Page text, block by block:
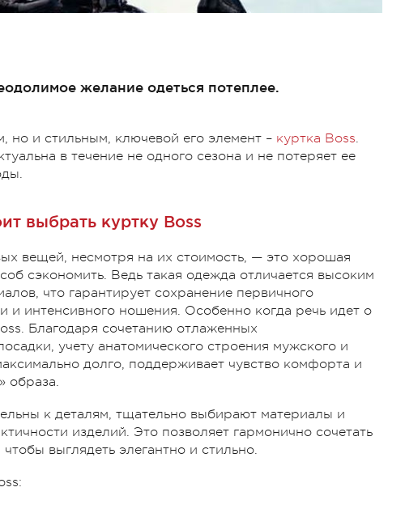
желание одеться потеплее.
но и стильным, ключевой его элемент – куртка Boss.
в течение не одного сезона и не потеряет ее
выбрать куртку Boss
вещей, несмотря на их стоимость, — это хорошая
сэкономить. Ведь такая одежда отличается высоким
что гарантирует сохранение первичного
и интенсивного ношения. Особенно когда речь идет о
Благодаря сочетанию отлаженных
учету анатомического строения мужского и
долго, поддерживает чувство комфорта и
образа.
к деталям, тщательно выбирают материалы и
изделий. Это позволяет гармонично сочетать
выглядеть элегантно и стильно.